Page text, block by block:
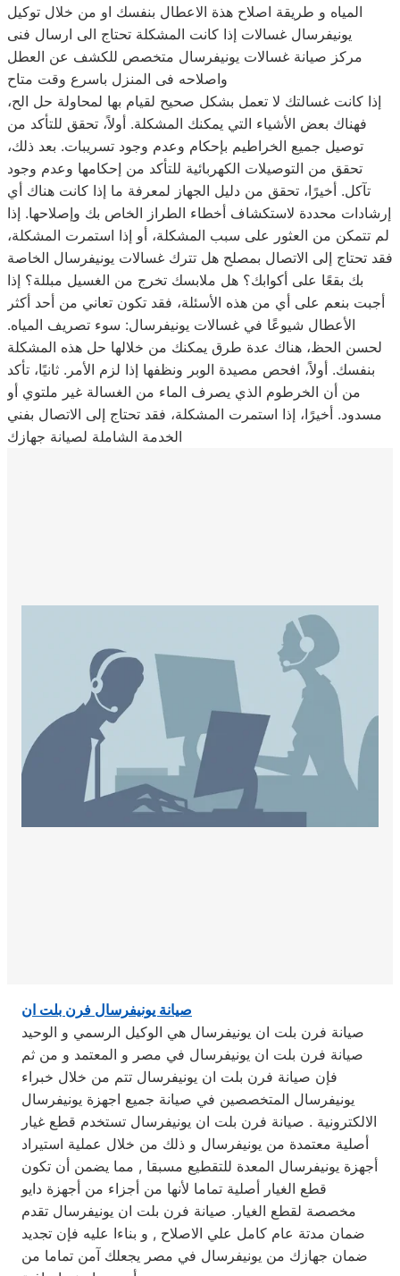
المياه و طريقة اصلاح هذة الاعطال بنفسك او من خلال توكيل
يونيفرسال غسالات إذا كانت المشكلة تحتاج الى ارسال فنى
مركز صيانة غسالات يونيفرسال متخصص للكشف عن العطل
واصلاحه فى المنزل باسرع وقت متاح
إذا كانت غسالتك لا تعمل بشكل صحيح لقيام بها لمحاولة حل الح،
فهناك بعض الأشياء التي يمكنك المشكلة. أولاً، تحقق للتأكد من
توصيل جميع الخراطيم بإحكام وعدم وجود تسريبات. بعد ذلك،
تحقق من التوصيلات الكهربائية للتأكد من إحكامها وعدم وجود
تآكل. أخيرًا، تحقق من دليل الجهاز لمعرفة ما إذا كانت هناك أي
إرشادات محددة لاستكشاف أخطاء الطراز الخاص بك وإصلاحها. إذا
لم تتمكن من العثور على سبب المشكلة، أو إذا استمرت المشكلة،
فقد تحتاج إلى الاتصال بمصلح هل تترك غسالات يونيفرسال الخاصة
بك بقعًا على أكوابك؟ هل ملابسك تخرج من الغسيل مبللة؟ إذا
أجبت بنعم على أي من هذه الأسئلة، فقد تكون تعاني من أحد أكثر
الأعطال شيوعًا في غسالات يونيفرسال: سوء تصريف المياه.
لحسن الحظ، هناك عدة طرق يمكنك من خلالها حل هذه المشكلة
بنفسك. أولاً، افحص مصيدة الوبر ونظفها إذا لزم الأمر. ثانيًا، تأكد
من أن الخرطوم الذي يصرف الماء من الغسالة غير ملتوي أو
مسدود. أخيرًا، إذا استمرت المشكلة، فقد تحتاج إلى الاتصال بفني
الخدمة الشاملة لصيانة جهازك
صيانة يونيفرسال فرن بلت ان
صيانة فرن بلت ان يونيفرسال هي الوكيل الرسمي و الوحيد
صيانة فرن بلت ان يونيفرسال في مصر و المعتمد و من ثم
فإن صيانة فرن بلت ان يونيفرسال تتم من خلال خبراء
يونيفرسال المتخصصين في صيانة جميع اجهزة يونيفرسال
الالكترونية . صيانة فرن بلت ان يونيفرسال تستخدم قطع غيار
أصلية معتمدة من يونيفرسال و ذلك من خلال عملية استيراد
أجهزة يونيفرسال المعدة للتقطيع مسبقا , مما يضمن أن تكون
قطع الغيار أصلية تماما لأنها من أجزاء من أجهزة دايو
مخصصة لقطع الغيار. صيانة فرن بلت ان يونيفرسال تقدم
ضمان مدتة عام كامل علي الاصلاح , و بناءا عليه فإن تجديد
ضمان جهازك من يونيفرسال في مصر يجعلك آمن تماما من